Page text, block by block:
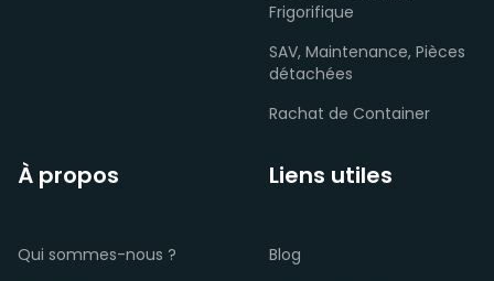
Frigorifique
SAV, Maintenance, Pièces
détachées
Rachat de Container
À propos
Qui sommes-nous ?
Liens utiles
Blog